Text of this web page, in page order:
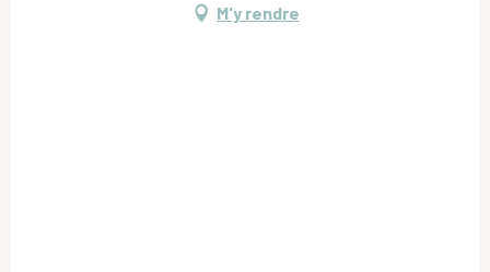
M'y rendre